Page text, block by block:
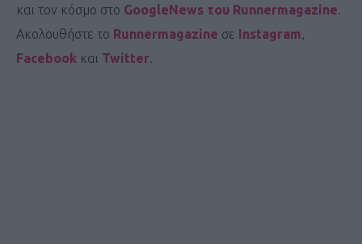
και τον κόσμο στο GoogleNews του Runnermagazine.
Ακολουθήστε το Runnermagazine σε Instagram,
Facebook και Twitter.